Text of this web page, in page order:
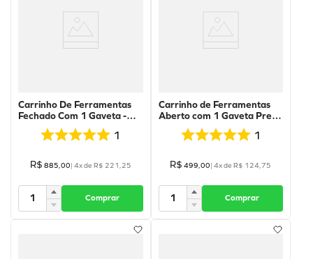
Carrinho De Ferramentas
Fechado Com 1 Gaveta -
Preto) - 77-Pr - Fercar
1
R$ 885,00| 4x de R$ 221,25
Comprar
Carrinho de Ferramentas
Aberto com 1 Gaveta Preto
- 02-Pr - Fercar
1
R$ 499,00|4x deR$ 124,75
Comprar